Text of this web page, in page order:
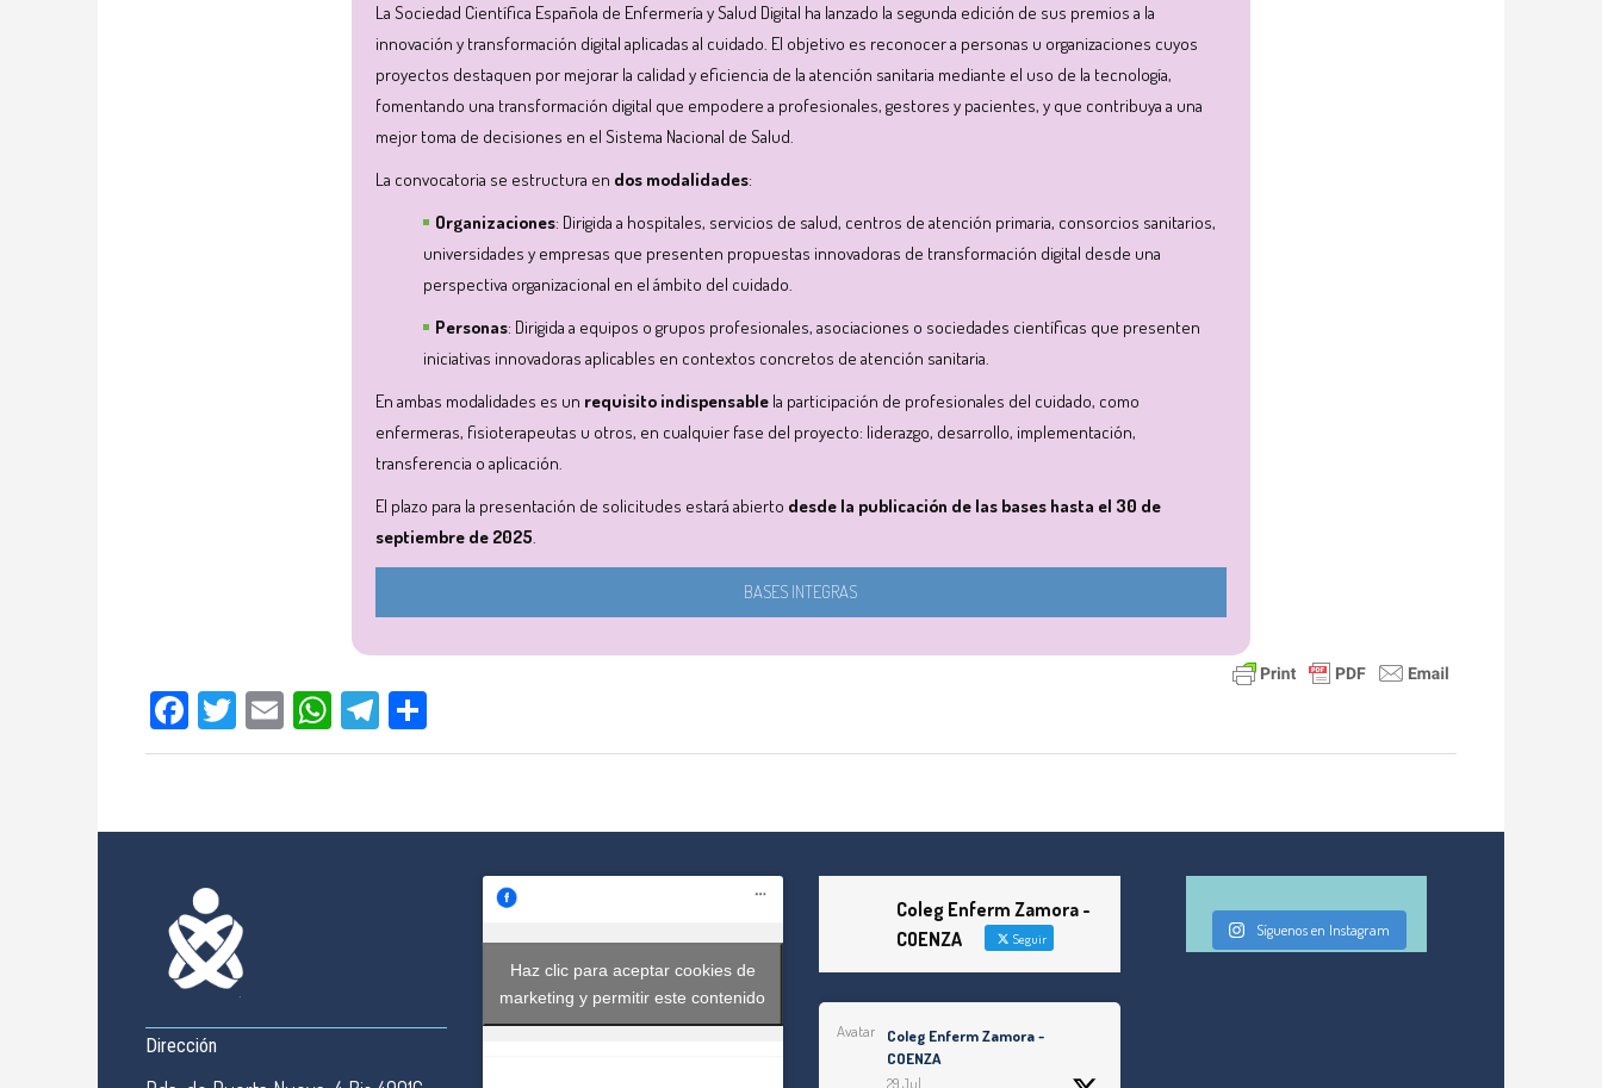
La Sociedad Científica Española de Enfermería y Salud Digital ha lanzado la segunda edición de sus premios a la
innovación y transformación digital aplicadas al cuidado. El objetivo es reconocer a personas u organizaciones cuyos
proyectos destaquen por mejorar la calidad y eficiencia de la atención sanitaria mediante el uso de la tecnología,
fomentando una transformación digital que empodere a profesionales, gestores y pacientes, y que contribuya a una
mejor toma de decisiones en el Sistema Nacional de Salud.
La convocatoria se estructura en dos modalidades:
Organizaciones: Dirigida a hospitales, servicios de salud, centros de atención primaria, consorcios sanitarios,
universidades y empresas que presenten propuestas innovadoras de transformación digital desde una
perspectiva organizacional en el ámbito del cuidado.
Personas: Dirigida a equipos o grupos profesionales, asociaciones o sociedades científicas que presenten
iniciativas innovadoras aplicables en contextos concretos de atención sanitaria.
En ambas modalidades es un requisito indispensable la participación de profesionales del cuidado, como
enfermeras, fisioterapeutas u otros, en cualquier fase del proyecto: liderazgo, desarrollo, implementación,
transferencia o aplicación.
El plazo para la presentación de solicitudes estará abierto desde la publicación de las bases hasta el 30 de
septiembre de 2025.
BASES INTEGRAS
Facebook
TwitterEmailWhatsApp
Telegram
Dirección
Haz clic para aceptar cookies de
marketing y permitir este contenido
Coleg Enferm Zamora -
COENZA
Seguir
Avatar
Coleg Enferm Zamora -
COENZA
29 Jul
Síguenos en Instagram